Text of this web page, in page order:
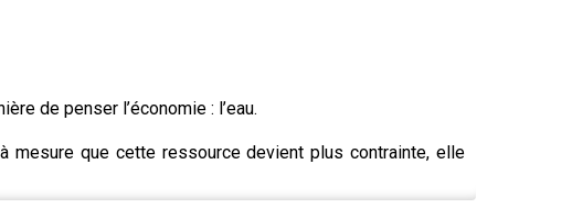
de penser l’économie : l’eau.
mesure que cette ressource devient plus contrainte, elle